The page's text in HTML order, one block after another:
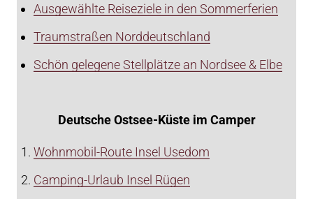
Ausgewählte Reiseziele in den Sommerferien
Traumstraßen Norddeutschland
Schön gelegene Stellplätze an Nordsee & Elbe
Deutsche Ostsee-Küste im Camper
Wohnmobil-Route Insel Usedom
Camping-Urlaub Insel Rügen